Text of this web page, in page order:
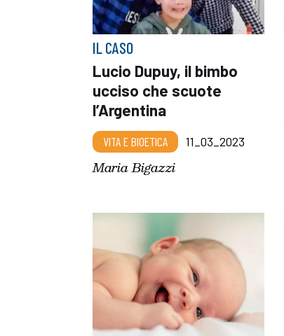
IL CASO
Lucio Dupuy, il bimbo
ucciso che scuote
l’Argentina
VITA E BIOETICA 11_03_2023
Maria Bigazzi